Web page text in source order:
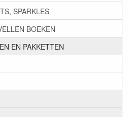
SPARKLES
BOEKEN
EN PAKKETTEN